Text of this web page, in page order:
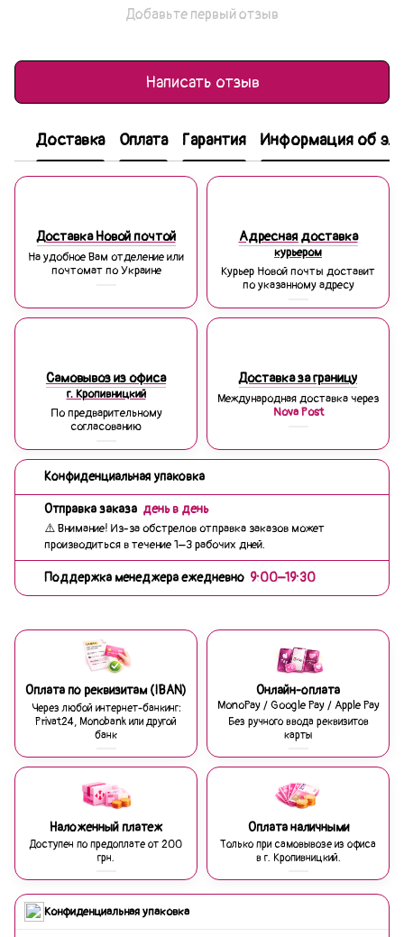
Добавьте первый отзыв
Написать отзыв
Доставка Оплата Гарантия Информация об
Доставка Новой почтой
На удобное Вам отделение или
почтомат по Украине
Адресная доставка
курьером
Курьер Новой почты доставит
по указанному адресу
Самовывоз из офиса
г. Кропивницкий
По предварительному
согласованию
Доставка за границу
Международная доставка через
Nova Post
Конфиденциальная упаковка
Отправка заказа день в день
⚠️ Внимание! Из-за обстрелов отправка заказов может
производиться в течение 1–3 рабочих дней.
Поддержка менеджера ежедневно 9:00–19:30
Оплата по реквизитам (IBAN)
Через любой интернет-банкинг:
Privat24, Monobank или другой
банк
Онлайн-оплата
MonoPay / Google Pay / Apple Pay
Без ручного ввода реквизитов
карты
Наложенный платеж
Доступен по предоплате от 200
грн.
Оплата наличными
Только при самовывозе из офиса
в г. Кропивницкий.
Конфиденциальная упаковка